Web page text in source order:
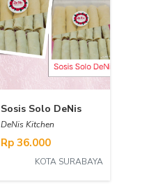
Sosis Solo DeNis
DeNis Kitchen
Rp 36.000
KOTA SURABAYA